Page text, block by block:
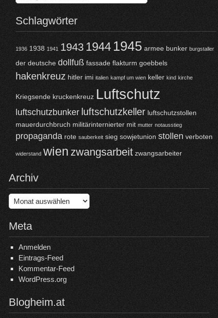
Schlagwörter
1936 1938 1941 1943 1944 1945 armee bunker burgstaller
der deutsche dollfuß fassade flakturm goebbels
hakenkreuz hitler imi italien kampf um wien keller kind kirche
Kriegsende kruckenkreuz Luftschutz
luftschutzbunker luftschutzkeller luftschutzstollen
mauerdurchbruch militärinternierter mit mutter notausstieg
propaganda rote sauberkeit sieg sowjetunion stollen verboten
widerstand wien zwangsarbeit zwangsarbeiter
Archiv
Archiv
Meta
Anmelden
Eintrags-Feed
Kommentar-Feed
WordPress.org
Blogheim.at